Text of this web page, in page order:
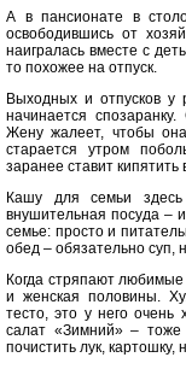
А в пансионате в
освободившись от
наигралась вместе с
то похожее на отпуск.
Выходных и отпусков у
начинается
Жену жалеет, чтобы
старается утром
заранее ставит
Кашу для семьи здесь
внушительная посуда –
семье: просто и
обед – обязательно суп,
Когда стряпают
и женская половины.
тесто, это у него
салат «Зимний» – тоже
почистить лук, картошку,